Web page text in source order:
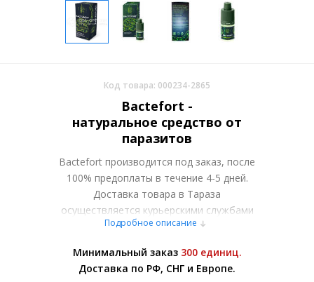
Код товара: 000234-2865
Bactefort -
натуральное средство от
паразитов
Bactefort производится под заказ, после
100% предоплаты в течение 4-5 дней.
Доставка товара в Тараза
осуществляется курьерскими службами
или самовывозом со склада в Москве.
менеджером.
Оплата производится в рублях. Цены на
Подробное описание
Минимальный заказ 300 единиц.
Доставка по РФ, СНГ и Европе.